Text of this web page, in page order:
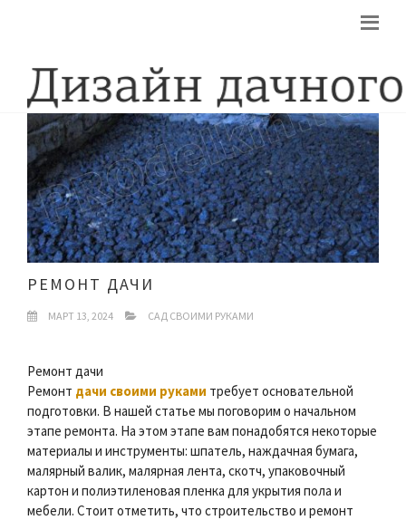
РЕМОНТ ДАЧИ
МАРТ 13, 2024 САД СВОИМИ РУКАМИ
Ремонт дачи
Ремонт дачи своими руками требует основательной
подготовки. В нашей статье мы поговорим о начальном
этапе ремонта. На этом этапе вам понадобятся некоторые
материалы и инструменты: шпатель, наждачная бумага,
малярный валик, малярная лента, скотч, упаковочный
картон и полиэтиленовая пленка для укрытия пола и
мебели. Стоит отметить, что строительство и ремонт